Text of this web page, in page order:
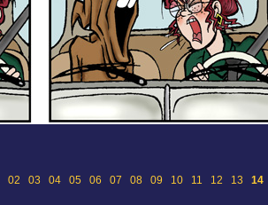
02 03 04 05 06 07 08 09 10 11 12 13 14